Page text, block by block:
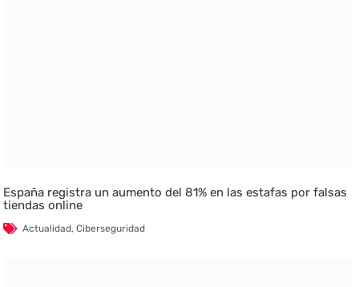
España registra un aumento del 81% en las estafas por falsas
tiendas online
Actualidad,Ciberseguridad